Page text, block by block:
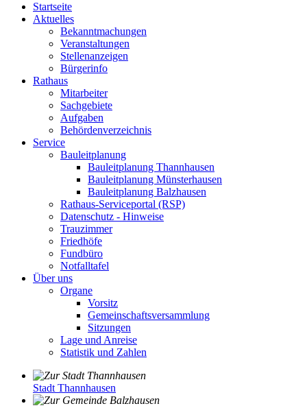
Startseite
Aktuelles
Bekanntmachungen
Veranstaltungen
Stellenanzeigen
Bürgerinfo
Rathaus
Mitarbeiter
Sachgebiete
Aufgaben
Behördenverzeichnis
Service
Bauleitplanung
Bauleitplanung Thannhausen
Bauleitplanung Münsterhausen
Bauleitplanung Balzhausen
Rathaus-Serviceportal (RSP)
Datenschutz - Hinweise
Trauzimmer
Friedhöfe
Fundbüro
Notfalltafel
Über uns
Organe
Vorsitz
Gemeinschaftsversammlung
Sitzungen
Lage und Anreise
Statistik und Zahlen
Stadt Thannhausen